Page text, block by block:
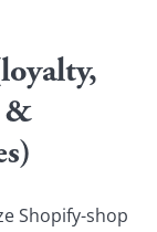
&
Shopify-shop